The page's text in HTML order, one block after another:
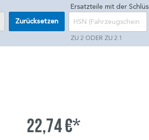
Zurücksetzen
Ersatzteile mit der
ZU 2 ODER ZU 2.1
22,74 €*